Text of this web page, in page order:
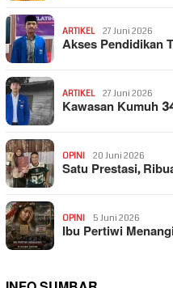
ARTIKEL 27 Juni 2026
Akses Pendidikan
ARTIKEL 27 Juni 2026
Kawasan Kumuh
OPINI 20 Juni 2026
Satu Prestasi,
OPINI 5 Juni 2026
Ibu Pertiwi